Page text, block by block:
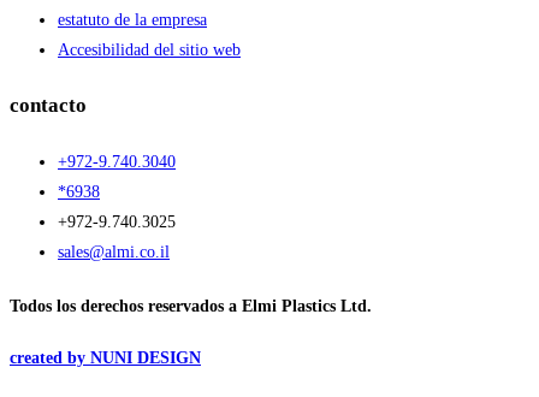
estatuto de la empresa
Accesibilidad del sitio web
contacto
+972-9.740.3040
*6938
+972-9.740.3025
sales@almi.co.il
Todos los derechos reservados a Elmi Plastics Ltd.
created by NUNI DESIGN